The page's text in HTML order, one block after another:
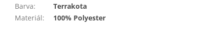
Barva:
Terrakota
Materiál: 100% Polyester